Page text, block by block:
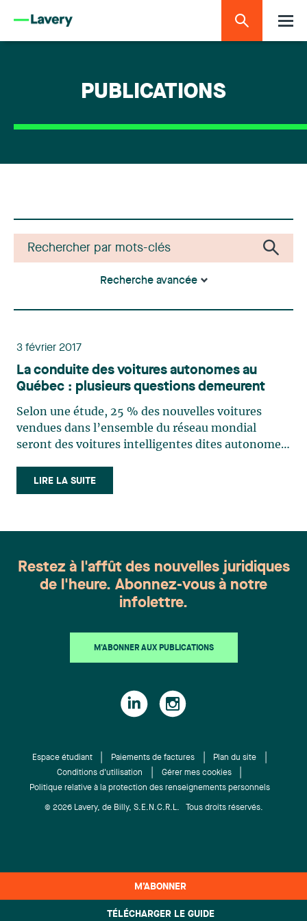
PUBLICATIONS
Recherche avancée
M’ABONNER
TÉLÉCHARGER LE GUIDE
3 février 2017
La conduite des voitures autonomes au
Québec : plusieurs questions demeurent
Selon une étude, 25 % des nouvelles voitures
vendues dans l’ensemble du réseau mondial
seront des voitures intelligentes dites autonomes
Princeton, aux États-Unis, évalue quant à lui que
d’ici 2035-2050, plus de la moitié du parc
LIRE LA SUITE
Restez à l'affût des nouvelles juridiques
de l'heure. Abonnez-vous à notre
infolettre.
M'ABONNER AUX PUBLICATIONS
Espace étudiant Paiements de factures
Plan du site
Conditions d'utilisation
Gérer mes cookies
Politique relative à la protection des renseignements personnels
© 2026 Lavery, de Billy, S.E.N.C.R.L. Tous droits réservés.